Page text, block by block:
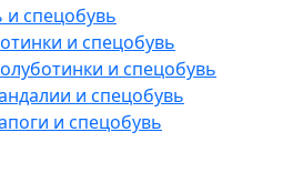
и спецобувь
и спецобувь
и спецобувь
и спецобувь
и спецобувь